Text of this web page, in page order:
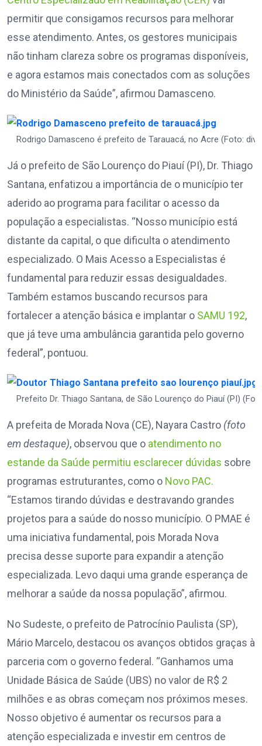
permitir que consigamos recursos para melhorar
esse atendimento. Antes, os gestores municipais
não tinham clareza sobre os programas disponíveis,
e agora estamos mais conectados com as soluções
do Ministério da Saúde”, afirmou Damasceno.
Rodrigo Damasceno é prefeito de Tarauacá, no Acre (Foto:
Já o prefeito de São Lourenço do Piauí (PI), Dr. Thiago
Santana, enfatizou a importância de o município ter
aderido ao programa para facilitar o acesso da
população a especialistas. “Nosso município está
distante da capital, o que dificulta o atendimento
especializado. O Mais Acesso a Especialistas é
fundamental para reduzir essas desigualdades.
Também estamos buscando recursos para
fortalecer a atenção básica e implantar o SAMU 192,
que já teve uma ambulância garantida pelo governo
federal”, pontuou.
Prefeito Dr. Thiago Santana, de São Lourenço do Piauí (PI)
A prefeita de Morada Nova (CE), Nayara Castro (foto
em destaque), observou que o atendimento no
estande da Saúde permitiu esclarecer dúvidas sobre
programas estruturantes, como o Novo PAC.
“Estamos tirando dúvidas e destravando grandes
projetos para a saúde do nosso município. O PMAE é
uma iniciativa fundamental, pois Morada Nova
precisa desse suporte para expandir a atenção
especializada. Levo daqui uma grande esperança de
melhorar a saúde da nossa população”, afirmou.
No Sudeste, o prefeito de Patrocínio Paulista (SP),
Mário Marcelo, destacou os avanços obtidos graças à
parceria com o governo federal. “Ganhamos uma
Unidade Básica de Saúde (UBS) no valor de R$ 2
milhões e as obras começam nos próximos meses.
Nosso objetivo é aumentar os recursos para a
atenção especializada e investir em centros de